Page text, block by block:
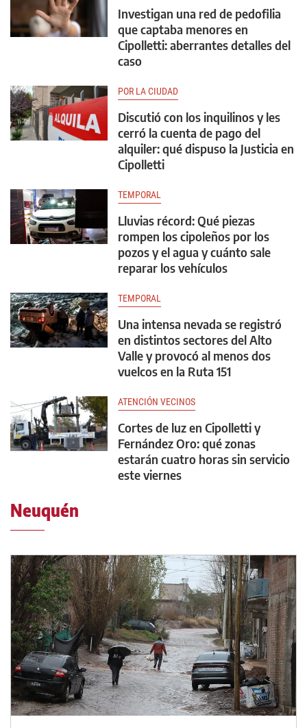
Investigan una red de pedofilia
que captaba menores en
Cipolletti: aberrantes detalles del
caso
POR LA CIUDAD
Discutió con los inquilinos y les
cerró la cuenta de pago del
alquiler: qué dispuso la Justicia en
Cipolletti
TEMPORAL
Lluvias récord: Qué piezas
rompen los cipoleños por los
pozos y el agua y cuánto sale
reparar los vehículos
TEMPORAL
Una intensa nevada se registró
en distintos sectores del Alto
Valle y provocó al menos dos
vuelcos en la Ruta 151
ATENCIÓN VECINOS
Cortes de luz en Cipolletti y
Fernández Oro: qué zonas
estarán cuatro horas sin servicio
este viernes
Neuquén